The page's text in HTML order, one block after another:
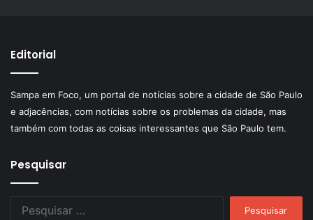
Editorial
Sampa em Foco, um portal de notícias sobre a cidade de São Paulo
e adjacências, com notícias sobre os problemas da cidade, mas
também com todas as coisas interessantes que São Paulo tem.
Pesquisar